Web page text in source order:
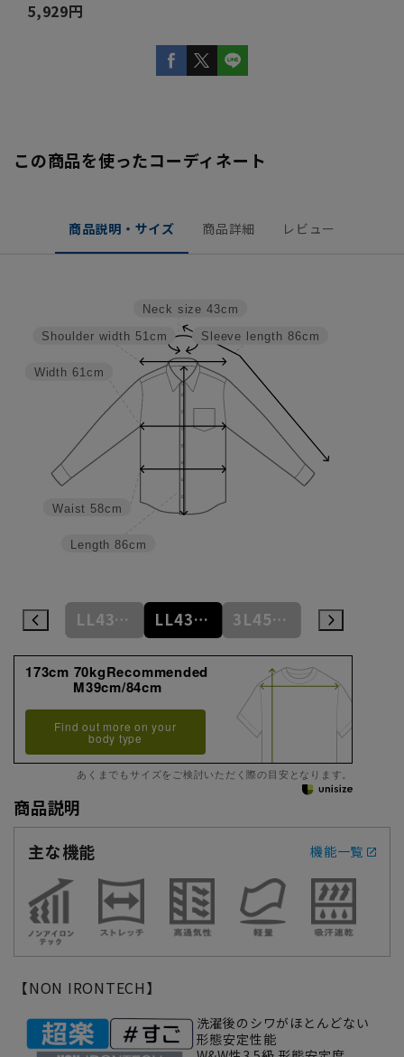
5,929円
この商品を使ったコーディネート
商品説明・サイズ 商品詳細 レビュー
Sleeve length 86cm
Neck size 43cm
Length 86cm
Waist 58cm
Width 61cm
Shoulder width 51cm
L41cm/86cm LL43cm/82cm LL43cm/86cm 3L45cm/84cm
173cm 70kgRecommended
M39cm/84cm
Find out more on your
body type
あくまでもサイズをご検討いただく際の目安となります。
商品説明
主な機能
機能一覧
【NON IRONTECH】
洗濯後のシワがほとんどない
形態安定性能